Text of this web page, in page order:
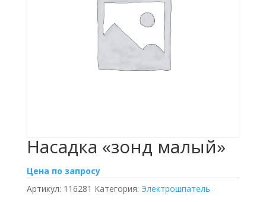
Насадка «зонд малый»
Цена по запросу
Артикул: 116281 Категория: Электрошпатель